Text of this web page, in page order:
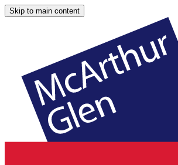
Skip to main content